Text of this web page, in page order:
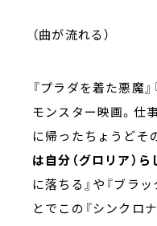
（曲が流れる）
『プラダを着た悪魔
モンスター映画。仕
に帰ったちょうどそ
は自分（グロリア）ら
に落ちる』や『ブラ
とでこの『シンクロ